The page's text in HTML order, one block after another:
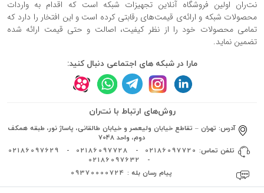
نت‌ران اولین فروشگاه آنلاین تجهیزات شبکه است که اقدام به واردات
محصولات شبکه و ارائه‌ی قیمت‌های رقابتی کرده است و این افتخار را دارد که
تمامی محصولات خود را از نظر کیفیت، اصالت و حتی قیمت ارائه شده
تضمین نماید.
مارا در شبکه های اجتماعی دنبال کنید:
روش‌های ارتباط با نت‌ران
آدرس: تهران – تقاطع خیابان ولیعصر و خیابان طالقانی، پاساژ نور، طبقه همکف
دوم، واحد 7048
تلفن تماس: 02186097720
-
02186097728
-
02186097629
-
02186097632
پیام رسان بله : 09370000724